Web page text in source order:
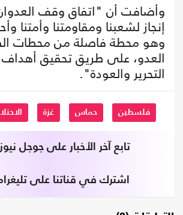
وأضافت أن "اتفاق وقف
إنجاز لشعبنا ومقاومتنا وأمتنا
وهو محطة فاصلة من محطات
العدو، على طريق تحقيق
التحرير والعودة".
فلسطين حماس غزة
تابع آخر الأخبار على جوجل نيوز
اشترك في قناتنا على